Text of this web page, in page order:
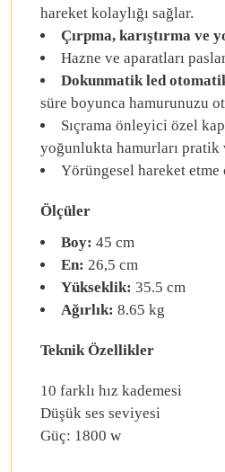
hareket kolaylığı sağlar.
Çırpma, karıştırma ve
Hazne ve aparatları
Dokunmatik led
süre boyunca hamurunuzu
Sıçrama önleyici özel
yoğunlukta hamurları
Yörüngesel hareket
Ölçüler
Boy: 45 cm
En: 26,5 cm
Yükseklik: 35.5 cm
Ağırlık: 8.65 kg
Teknik Özellikler
10 farklı hız kademesi
Düşük ses seviyesi
Güç: 1800 w